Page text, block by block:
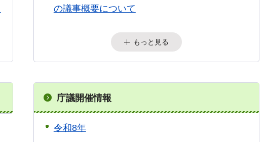
の議事概要について
もっと見る
庁議開催情報
令和8年